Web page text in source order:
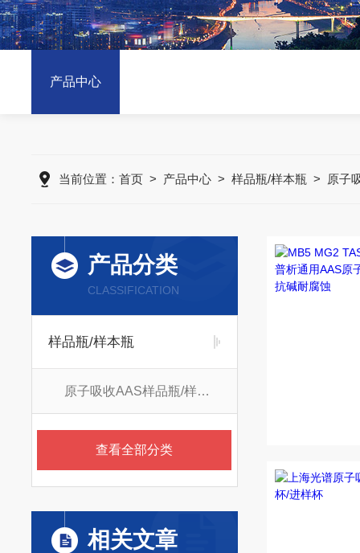
产品中心
当前位置： 首页 > 产品中心 > 样品瓶/样本瓶 > 原子
产品分类
CLASSIFICATION
样品瓶/样本瓶
原子吸收AAS样品瓶/样品杯
查看全部分类
相关文章